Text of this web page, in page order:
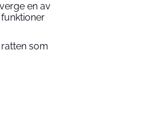
en av
som